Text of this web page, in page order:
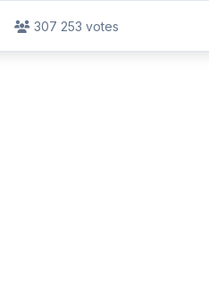
307 253 votes